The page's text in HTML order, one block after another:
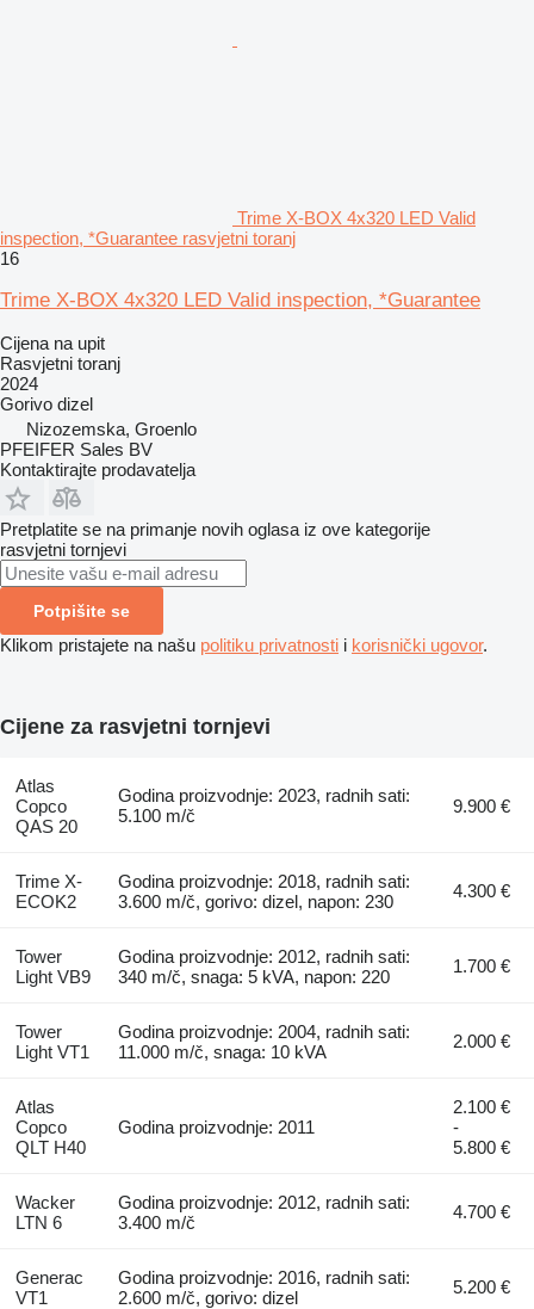
Trime X-BOX 4x320 LED Valid
inspection, *Guarantee rasvjetni toranj
16
Trime X-BOX 4x320 LED Valid inspection, *Guarantee
Cijena na upit
Rasvjetni toranj
2024
Gorivo dizel
Nizozemska, Groenlo
PFEIFER Sales BV
Kontaktirajte prodavatelja
Pretplatite se na primanje novih oglasa iz ove kategorije
rasvjetni tornjevi
Potpišite se
Klikom pristajete na našu politiku privatnosti i korisnički ugovor.
Cijene za rasvjetni tornjevi
Atlas
Copco
QAS 20
Godina proizvodnje: 2023, radnih sati:
5.100 m/č
9.900 €
Trime X-
ECOK2
Godina proizvodnje: 2018, radnih sati:
3.600 m/č, gorivo: dizel, napon: 230
4.300 €
Tower
Light VB9
Godina proizvodnje: 2012, radnih sati:
340 m/č, snaga: 5 kVA, napon: 220
1.700 €
Tower
Light VT1
Godina proizvodnje: 2004, radnih sati:
11.000 m/č, snaga: 10 kVA
2.000 €
Atlas
Copco
QLT H40
Godina proizvodnje: 2011
2.100 €
-
5.800 €
Wacker
LTN 6
Godina proizvodnje: 2012, radnih sati:
3.400 m/č
4.700 €
Generac
VT1
Godina proizvodnje: 2016, radnih sati:
2.600 m/č, gorivo: dizel
5.200 €